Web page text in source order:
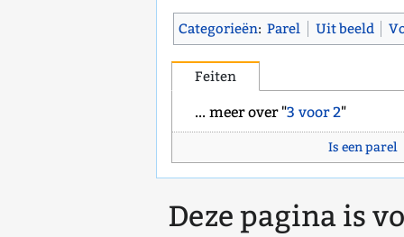
Categorieën: Parel Uit beeld
Feiten
... meer over "3 voor 2"
Is een parel
Deze pagina is